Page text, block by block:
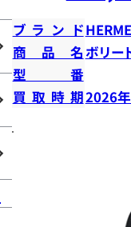
ブランド
商品名ボリー
型番
買取時期2026